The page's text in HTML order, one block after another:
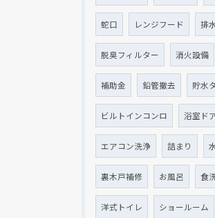
蛇口 レンジフード 排
脱臭フィルター 消火設備
補助金 鉛管撤去 貯水
ビルトインコンロ 浴室ド
エアコン洗浄 詰まり
裏木戸補修 お風呂 食
洋式トイレ ショールーム